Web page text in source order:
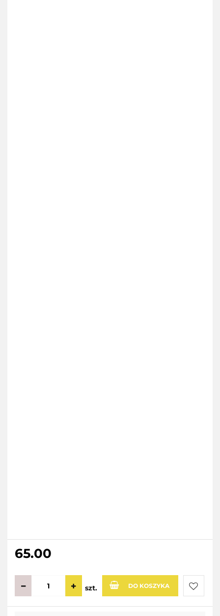
65.00
szt. DO KOSZYKA
Do